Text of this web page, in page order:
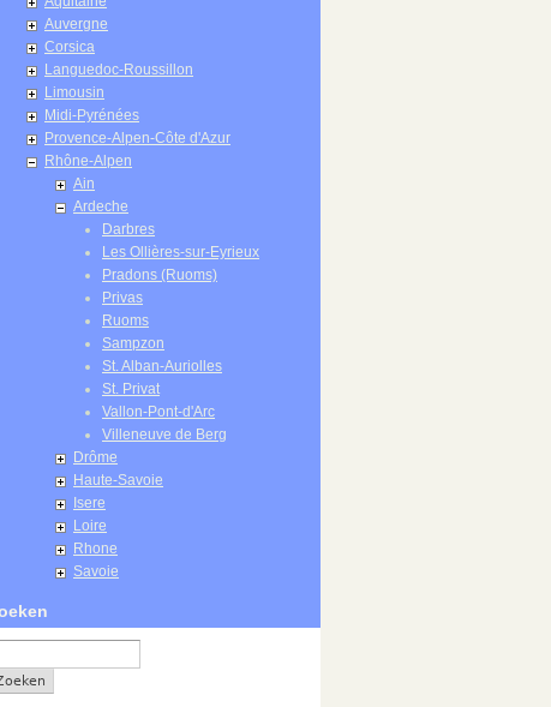
Auvergne
Corsica
Languedoc-Roussillon
Limousin
Midi-Pyrénées
Provence-Alpen-Côte d'Azur
Rhône-Alpen
Ain
Ardeche
Darbres
Les Ollières-sur-Eyrieux
Pradons (Ruoms)
Privas
Ruoms
Sampzon
St. Alban-Auriolles
St. Privat
Vallon-Pont-d'Arc
Villeneuve de Berg
Drôme
Haute-Savoie
Isere
Loire
Rhone
Savoie